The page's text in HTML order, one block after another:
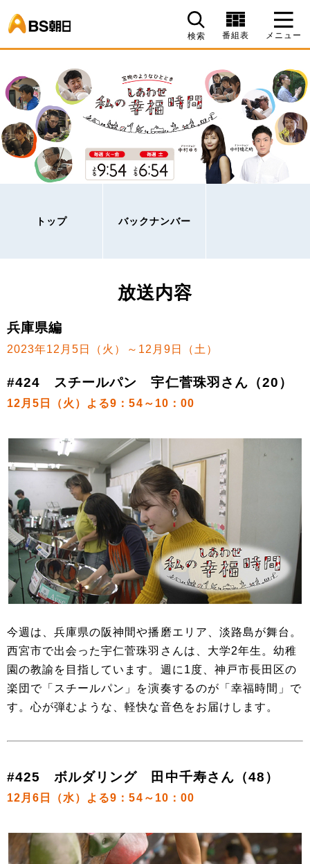
検索 番組表 メニュー
トップ バックナンバー
放送内容
兵庫県編
2023年12月5日（火）～12月9日（土）
#424 スチールパン 宇仁菅珠羽さん（20）
12月5日（火）よる9：54～10：00
今週は、兵庫県の阪神間や播磨エリア、淡路島が舞台。
西宮市で出会った宇仁菅珠羽さんは、大学2年生。幼稚
園の教諭を目指しています。週に1度、神戸市長田区の
楽団で「スチールパン」を演奏するのが「幸福時間」で
す。心が弾むような、軽快な音色をお届けします。
#425 ボルダリング 田中千寿さん（48）
12月6日（水）よる9：54～10：00